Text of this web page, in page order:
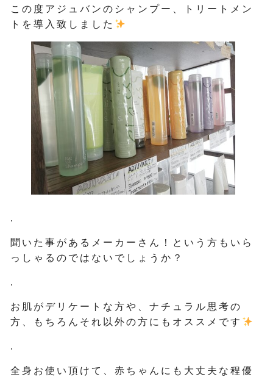
この度アジュバンのシャンプー、トリートメン
トを導入致しました
.
聞いた事があるメーカーさん！という方もいら
っしゃるのではないでしょうか？
.
お肌がデリケートな方や、ナチュラル思考の
方、もちろんそれ以外の方にもオススメです
.
全身お使い頂けて、赤ちゃんにも大丈夫な程優